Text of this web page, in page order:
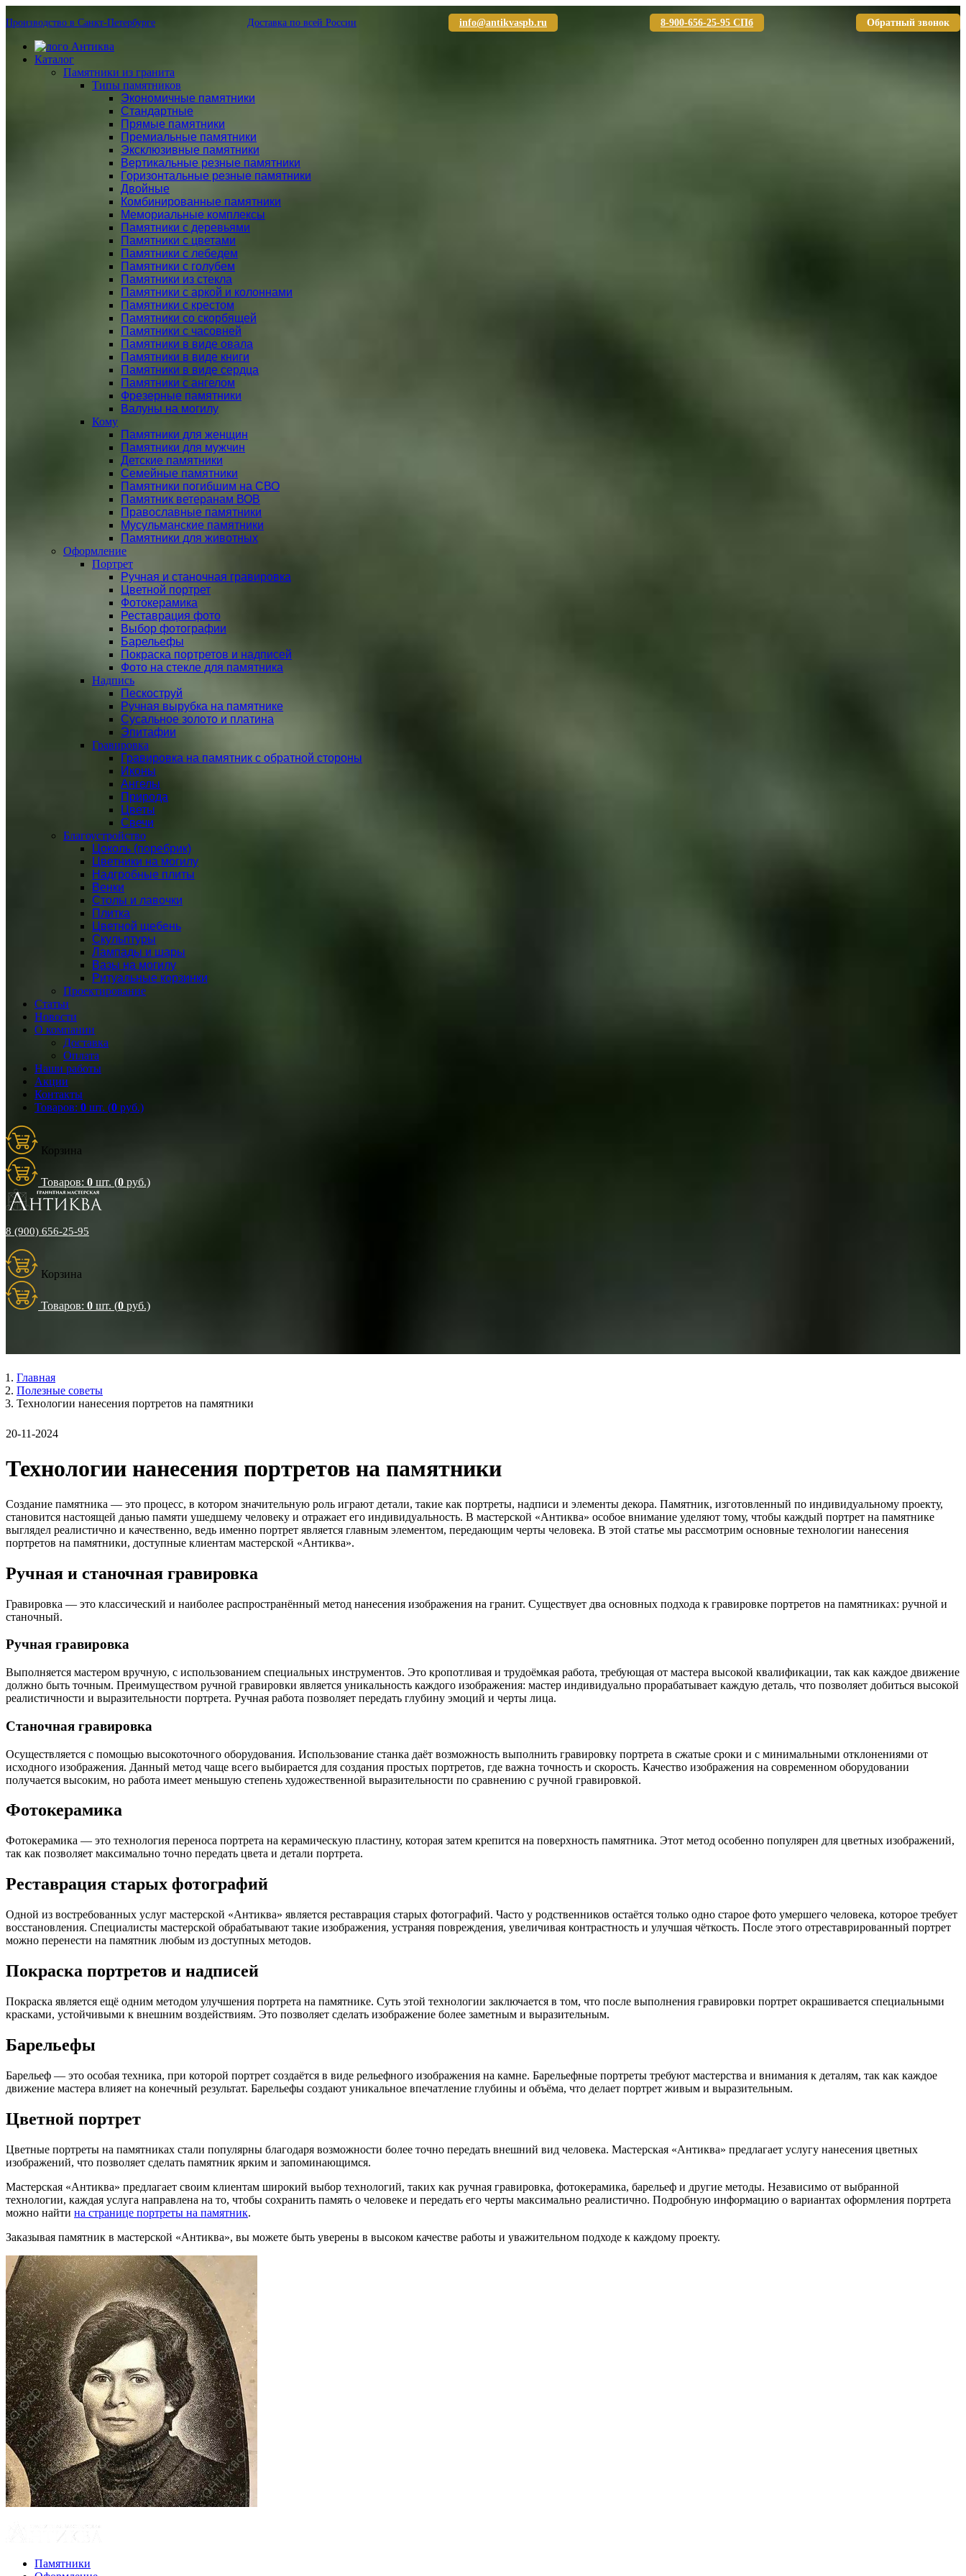
Производство в Санкт-Петербурге Доставка по всей России info@antikvaspb.ru 8-900-656-25-95 СПб Обратный звонок
Каталог
Памятники из гранита
Типы памятников
Экономичные памятники
Стандартные
Прямые памятники
Премиальные памятники
Эксклюзивные памятники
Вертикальные резные памятники
Горизонтальные резные памятники
Двойные
Комбинированные памятники
Мемориальные комплексы
Памятники с деревьями
Памятники с цветами
Памятники с лебедем
Памятники с голубем
Памятники из стекла
Памятники с аркой и колоннами
Памятники с крестом
Памятники со скорбящей
Памятники с часовней
Памятники в виде овала
Памятники в виде книги
Памятники в виде сердца
Памятники с ангелом
Фрезерные памятники
Валуны на могилу
Кому
Памятники для женщин
Памятники для мужчин
Детские памятники
Семейные памятники
Памятники погибшим на СВО
Памятник ветеранам ВОВ
Православные памятники
Мусульманские памятники
Памятники для животных
Оформление
Портрет
Ручная и станочная гравировка
Цветной портрет
Фотокерамика
Реставрация фото
Выбор фотографии
Барельефы
Покраска портретов и надписей
Фото на стекле для памятника
Надпись
Пескоструй
Ручная вырубка на памятнике
Сусальное золото и платина
Эпитафии
Гравировка
Гравировка на памятник с обратной стороны
Иконы
Ангелы
Природа
Цветы
Свечи
Благоустройство
Цоколь (поребрик)
Цветники на могилу
Надгробные плиты
Венки
Столы и лавочки
Плитка
Цветной щебень
Скульптуры
Лампады и шары
Вазы на могилу
Ритуальные корзинки
Проектирование
Статьи
Новости
О компании
Доставка
Оплата
Наши работы
Акции
Контакты
Товаров: 0 шт. (0 руб.)
Корзина
Товаров: 0 шт. (0 руб.)
8 (900) 656-25-95
Корзина
Товаров: 0 шт. (0 руб.)
Главная
Полезные советы
Технологии нанесения портретов на памятники
20-11-2024
Технологии нанесения портретов на памятники
Создание памятника — это процесс, в котором значительную роль играют детали, такие как портреты, надписи и элементы декора. Памятник, изготовленный по индивидуальному проекту,
становится настоящей данью памяти ушедшему человеку и отражает его индивидуальность. В мастерской «Антиква» особое внимание уделяют тому, чтобы каждый портрет на памятнике
выглядел реалистично и качественно, ведь именно портрет является главным элементом, передающим черты человека. В этой статье мы рассмотрим основные технологии нанесения
портретов на памятники, доступные клиентам мастерской «Антиква».
Ручная и станочная гравировка
Гравировка — это классический и наиболее распространённый метод нанесения изображения на гранит. Существует два основных подхода к гравировке портретов на памятниках: ручной и
станочный.
Ручная гравировка
Выполняется мастером вручную, с использованием специальных инструментов. Это кропотливая и трудоёмкая работа, требующая от мастера высокой квалификации, так как каждое движение
должно быть точным. Преимуществом ручной гравировки является уникальность каждого изображения: мастер индивидуально прорабатывает каждую деталь, что позволяет добиться высокой
реалистичности и выразительности портрета. Ручная работа позволяет передать глубину эмоций и черты лица.
Станочная гравировка
Осуществляется с помощью высокоточного оборудования. Использование станка даёт возможность выполнить гравировку портрета в сжатые сроки и с минимальными отклонениями от
исходного изображения. Данный метод чаще всего выбирается для создания простых портретов, где важна точность и скорость. Качество изображения на современном оборудовании
получается высоким, но работа имеет меньшую степень художественной выразительности по сравнению с ручной гравировкой.
Фотокерамика
Фотокерамика — это технология переноса портрета на керамическую пластину, которая затем крепится на поверхность памятника. Этот метод особенно популярен для цветных изображений,
так как позволяет максимально точно передать цвета и детали портрета.
Реставрация старых фотографий
Одной из востребованных услуг мастерской «Антиква» является реставрация старых фотографий. Часто у родственников остаётся только одно старое фото умершего человека, которое требует
восстановления. Специалисты мастерской обрабатывают такие изображения, устраняя повреждения, увеличивая контрастность и улучшая чёткость. После этого отреставрированный портрет
можно перенести на памятник любым из доступных методов.
Покраска портретов и надписей
Покраска является ещё одним методом улучшения портрета на памятнике. Суть этой технологии заключается в том, что после выполнения гравировки портрет окрашивается специальными
красками, устойчивыми к внешним воздействиям. Это позволяет сделать изображение более заметным и выразительным.
Барельефы
Барельеф — это особая техника, при которой портрет создаётся в виде рельефного изображения на камне. Барельефные портреты требуют мастерства и внимания к деталям, так как каждое
движение мастера влияет на конечный результат. Барельефы создают уникальное впечатление глубины и объёма, что делает портрет живым и выразительным.
Цветной портрет
Цветные портреты на памятниках стали популярны благодаря возможности более точно передать внешний вид человека. Мастерская «Антиква» предлагает услугу нанесения цветных
изображений, что позволяет сделать памятник ярким и запоминающимся.
Мастерская «Антиква» предлагает своим клиентам широкий выбор технологий, таких как ручная гравировка, фотокерамика, барельеф и другие методы. Независимо от выбранной
технологии, каждая услуга направлена на то, чтобы сохранить память о человеке и передать его черты максимально реалистично. Подробную информацию о вариантах оформления портрета
можно найти на странице портреты на памятник.
Заказывая памятник в мастерской «Антиква», вы можете быть уверены в высоком качестве работы и уважительном подходе к каждому проекту.
Памятники